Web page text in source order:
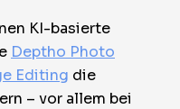
KI-basierte
Deptho Photo
Editing die
– vor allem bei